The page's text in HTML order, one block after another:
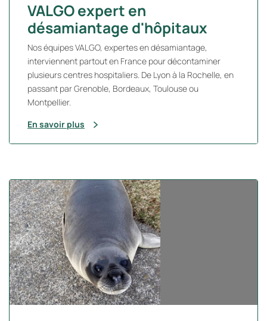
VALGO expert en
désamiantage d'hôpitaux
Nos équipes VALGO, expertes en désamiantage,
interviennent partout en France pour décontaminer
plusieurs centres hospitaliers. De Lyon à la Rochelle, en
passant par Grenoble, Bordeaux, Toulouse ou
Montpellier.
En savoir plus